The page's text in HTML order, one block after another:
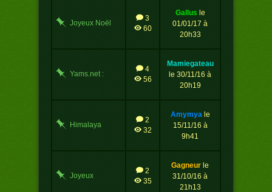
Joyeux Noël
3
60
gallus le
01/01/17 à
20h33
Yams.net :
4
56
mamiegateau
le 30/11/16 à
20h19
Himalaya
2
32
amymya le
15/11/16 à
9h41
Joyeux
2
35
gagneur le
31/10/16 à
21h13